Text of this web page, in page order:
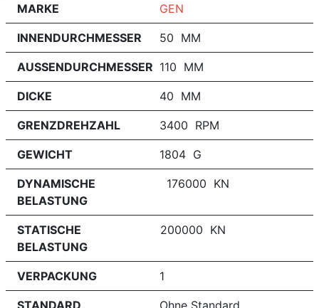
MARKE GEN
INNENDURCHMESSER 50 MM
AUSSENDURCHMESSER 110 MM
DICKE 40 MM
GRENZDREHZAHL 3400 RPM
GEWICHT 1804 G
DYNAMISCHE
BELASTUNG
176000 KN
STATISCHE
BELASTUNG
200000 KN
VERPACKUNG 1
STANDARD Ohne Standard